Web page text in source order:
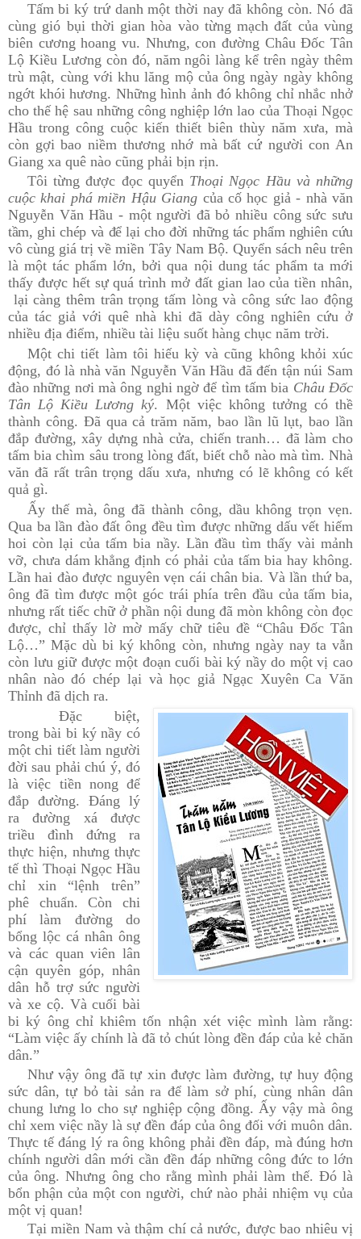
Tấm bi ký trứ danh một thời nay đã không còn. Nó đã
cùng gió bụi thời gian hòa vào từng mạch đất của vùng
biên cương hoang vu. Nhưng, con đường Châu Đốc Tân
Lộ Kiều Lương còn đó, năm ngôi làng kể trên ngày thêm
trù mật, cùng với khu lăng mộ của ông ngày ngày không
ngớt khói hương. Những hình ảnh đó không chỉ nhắc nhở
cho thế hệ sau những công nghiệp lớn lao của Thoại Ngọc
Hầu trong công cuộc kiến thiết biên thùy năm xưa, mà
còn gợi bao niềm thương nhớ mà bất cứ người con An
Giang xa quê nào cũng phải bịn rịn.
Tôi từng được đọc quyển Thoại Ngọc Hầu và những
cuộc khai phá miền Hậu Giang của cố học giả - nhà văn
Nguyễn Văn Hầu - một người đã bỏ nhiều công sức sưu
tầm, ghi chép và để lại cho đời những tác phẩm nghiên cứu
vô cùng giá trị về miền Tây Nam Bộ. Quyển sách nêu trên
là một tác phẩm lớn, bởi qua nội dung tác phẩm ta mới
thấy được hết sự quá trình mở đất gian lao của tiền nhân,
lại càng thêm trân trọng tấm lòng và công sức lao động
của tác giả với quê nhà khi đã dày công nghiên cứu ở
nhiều địa điểm, nhiều tài liệu suốt hàng chục năm trời.
Một chi tiết làm tôi hiếu kỳ và cũng không khỏi xúc
động, đó là nhà văn Nguyễn Văn Hầu đã đến tận núi Sam
đào những nơi mà ông nghi ngờ để tìm tấm bia Châu Đốc
Tân Lộ Kiều Lương ký. Một việc không tưởng có thề
thành công. Đã qua cả trăm năm, bao lần lũ lụt, bao lần
đắp đường, xây dựng nhà cửa, chiến tranh… đã làm cho
tấm bia chìm sâu trong lòng đất, biết chỗ nào mà tìm. Nhà
văn đã rất trân trọng dấu xưa, nhưng có lẽ không có kết
quả gì.
Ấy thế mà, ông đã thành công, dầu không trọn vẹn.
Qua ba lần đào đất ông đều tìm được những dấu vết hiếm
hoi còn lại của tấm bia nầy. Lần đầu tìm thấy vài mảnh
vỡ, chưa dám khẳng định có phải của tấm bia hay không.
Lần hai đào được nguyên vẹn cái chân bia. Và lần thứ ba,
ông đã tìm được một góc trái phía trên đầu của tấm bia,
nhưng rất tiếc chữ ở phần nội dung đã mòn không còn đọc
được, chỉ thấy lờ mờ mấy chữ tiêu đề “Châu Đốc Tân
Lộ…” Mặc dù bi ký không còn, nhưng ngày nay ta vẫn
còn lưu giữ được một đoạn cuối bài ký nầy do một vị cao
nhân nào đó chép lại và học giả Ngạc Xuyên Ca Văn
Thỉnh đã dịch ra.
Đặc biệt,
trong bài bi ký nầy có
một chi tiết làm người
đời sau phải chú ý, đó
là việc tiền nong để
đắp đường. Đáng lý
ra đường xá được
triều đình đứng ra
thực hiện, nhưng thực
tế thì Thoại Ngọc Hầu
chỉ xin “lệnh trên”
phê chuẩn. Còn chi
phí làm đường do
bổng lộc cá nhân ông
và các quan viên lân
cận quyên góp, nhân
dân hỗ trợ sức người
và xe cộ. Và cuối bài
bi ký ông chỉ khiêm tốn nhận xét việc mình làm rằng:
“Làm việc ấy chính là đã tỏ chút lòng đền đáp của kẻ chăn
dân.”
Như vậy ông đã tự xin được làm đường, tự huy động
sức dân, tự bỏ tài sản ra để làm sở phí, cùng nhân dân
chung lưng lo cho sự nghiệp cộng đồng. Ấy vậy mà ông
chỉ xem việc nầy là sự đền đáp của ông đối với muôn dân.
Thực tế đáng lý ra ông không phải đền đáp, mà đúng hơn
chính người dân mới cần đền đáp những công đức to lớn
của ông. Nhưng ông cho rằng mình phải làm thế. Đó là
bổn phận của một con người, chứ nào phải nhiệm vụ của
một vị quan!
Tại miền Namvà thậm chí cả nước, được bao nhiêu vị